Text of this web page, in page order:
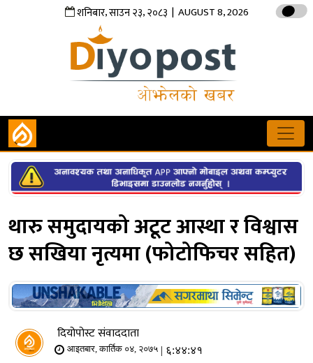
शनिबार,साउन२३,२०८३ | AUGUST 8, 2026
थारु समुदायको अटूट आस्था र विश्वास
छ सखिया नृत्यमा (फोटोफिचर सहित)
दियोपोस्ट संवाददाता
आइतबार, कार्तिक ०४, २०७५ | ६:४४:४१